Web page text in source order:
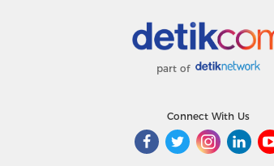
part of
Connect With Us